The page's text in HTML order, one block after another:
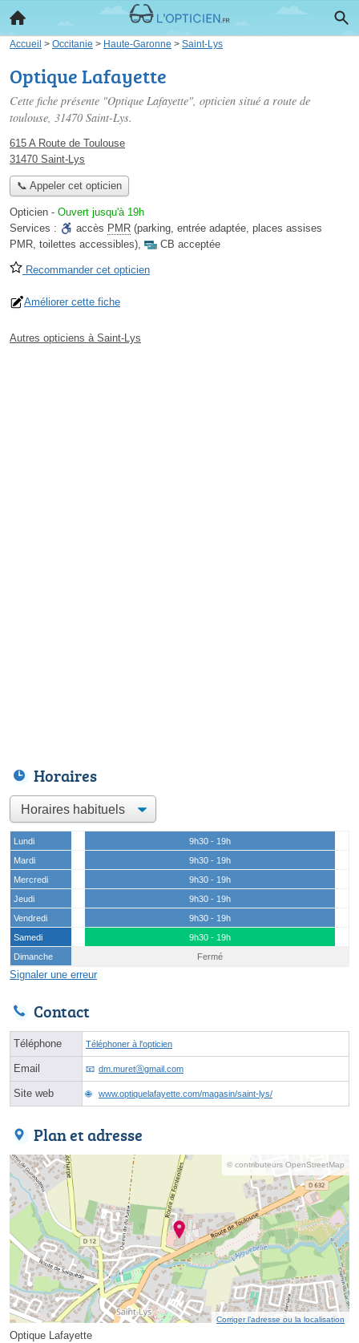
Accueil > Occitanie > Haute-Garonne > Saint-Lys
Optique Lafayette
Cette fiche présente "Optique Lafayette", opticien situé a route de
toulouse, 31470 Saint-Lys.
615 A Route de Toulouse
31470 Saint-Lys
📞 Appeler cet opticien
Opticien - Ouvert jusqu'à 19h
Services :
accès PMR (parking, entrée adaptée, places assises
PMR, toilettes accessibles), CB acceptée
Recommander cet opticien
Améliorer cette fiche
Autres opticiens à Saint-Lys
Horaires
Lundi
9h30 - 19h
Mardi
9h30 - 19h
Mercredi
9h30 - 19h
Jeudi
9h30 - 19h
Vendredi
9h30 - 19h
Samedi
9h30 - 19h
Dimanche
Fermé
Signaler une erreur
Contact
Téléphone Téléphoner à l'opticien
Email dm.muretⓐgmail.com
Site web www.optiquelafayette.com/magasin/saint-lys/
Plan et adresse
© contributeurs OpenStreetMap
Corriger l’adresse ou la localisation
Optique Lafayette